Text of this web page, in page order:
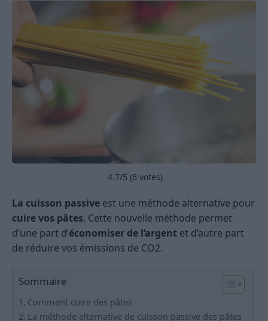
4.7/5 (6 votes)
La cuisson passive est une méthode alternative pour
cuire vos pâtes. Cette nouvelle méthode permet
d’une part d’économiser de l’argent et d’autre part
de réduire vos émissions de CO2.
Sommaire
Comment cuire des pâtes
La méthode alternative de cuisson passive des pâtes